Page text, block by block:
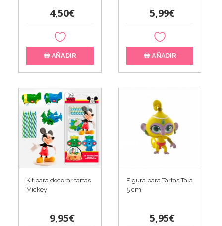
4,50€
AÑADIR
5,99€
AÑADIR
Kit para decorar tartas
Mickey
9,95€
Figura para Tartas Tala
5 cm
5,95€